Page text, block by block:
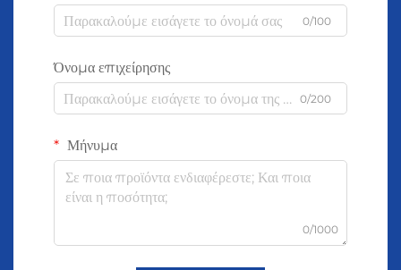
0/100
Όνομα επιχείρησης
0/200
Μήνυμα
0/1000